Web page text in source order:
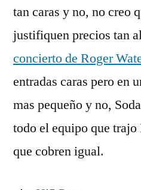
tan caras y no, no creo
justifiquen precios tan
concierto de Roger
entradas caras pero en
mas pequeño y no,
todo el equipo que
que cobren igual.